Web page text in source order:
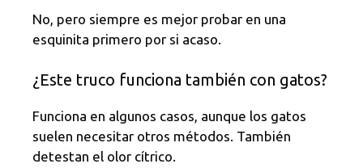
No, pero siempre es mejor probar en una
esquinita primero por si acaso.
¿Este truco funciona también con gatos?
Funciona en algunos casos, aunque los gatos
suelen necesitar otros métodos. También
detestan el olor cítrico.